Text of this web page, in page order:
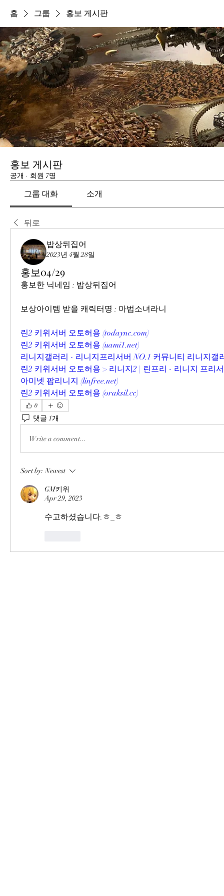
홈 그룹 홍보 게시판
홍보 게시판
공개 · 회원 7명
그룹 대화 소개
뒤로
밥상뒤집어
2023년 4월 28일
홍보04/29
홍보한 닉네임 : 밥상뒤집어
보상아이템 받을 캐릭터명 : 마법소녀라니
린2 키위서버 오토허용 (todaync.com)
린2 키위서버 오토허용 (uami1.net)
리니지갤러리 - 리니지프리서버 NO.1 커뮤니티 리니지갤
린2 키위서버 오토허용 > 리니지2 | 린프리 - 리니지 프리
아미넷 팝리니지 (linfree.net)
린2 키위서버 오토허용 (oraksil.cc)
0
댓글 1개
Write a comment...
Sort by: Newest
GM키위
Apr 29, 2023
수고하셨습니다.ㅎ_ㅎ